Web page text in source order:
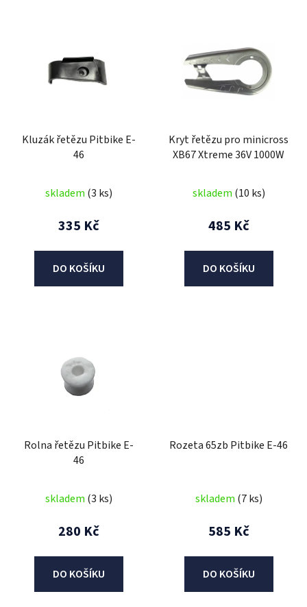
Kluzák řetězu Pitbike E-
46
skladem (3 ks)
335 Kč
DO KOŠÍKU
Kryt řetězu pro minicross
XB67 Xtreme 36V 1000W
skladem (10 ks)
485 Kč
DO KOŠÍKU
Rolna řetězu Pitbike E-
46
skladem (3 ks)
280 Kč
DO KOŠÍKU
Rozeta 65zb Pitbike E-46
skladem (7 ks)
585 Kč
DO KOŠÍKU